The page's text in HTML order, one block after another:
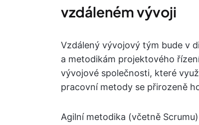
vzdáleném vývoji
Vzdálený vývojový tým bude v
a metodikám projektového
vývojové společnosti, které
pracovní metody se přirozeně
Agilní metodika (včetně